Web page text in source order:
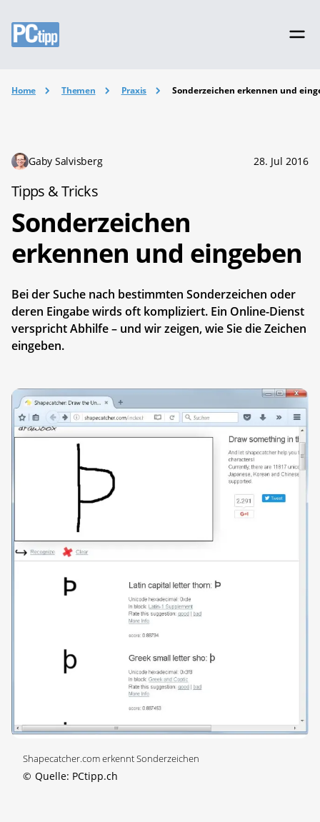
Home Themen Praxis Sonderzeichen erkennen und
Gaby Salvisberg 28. Jul 2016
Tipps & Tricks
Sonderzeichen
erkennen und eingeben
Bei der Suche nach bestimmten Sonderzeichen oder
deren Eingabe wirds oft kompliziert. Ein Online-Dienst
verspricht Abhilfe – und wir zeigen, wie Sie die Zeichen
eingeben.
Shapecatcher.com erkennt Sonderzeichen
© Quelle: PCtipp.ch